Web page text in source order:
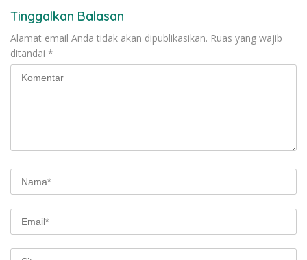
Tinggalkan Balasan
Alamat email Anda tidak akan dipublikasikan. Ruas yang wajib
ditandai *